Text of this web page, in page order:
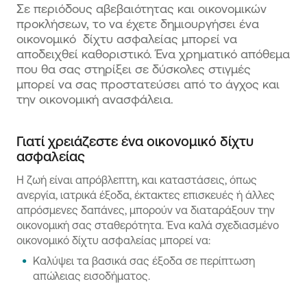
Σε περιόδους αβεβαιότητας και οικονομικών
προκλήσεων, το να έχετε δημιουργήσει ένα
οικονομικό δίχτυ ασφαλείας μπορεί να
αποδειχθεί καθοριστικό. Ένα χρηματικό απόθεμα
που θα σας στηρίξει σε δύσκολες στιγμές
μπορεί να σας προστατεύσει από το άγχος και
την οικονομική ανασφάλεια.
Γιατί χρειάζεστε ένα οικονομικό δίχτυ
ασφαλείας
Η ζωή είναι απρόβλεπτη, και καταστάσεις, όπως
ανεργία, ιατρικά έξοδα, έκτακτες επισκευές ή άλλες
απρόσμενες δαπάνες, μπορούν να διαταράξουν την
οικονομική σας σταθερότητα. Ένα καλά σχεδιασμένο
οικονομικό δίχτυ ασφαλείας μπορεί να:
Καλύψει τα βασικά σας έξοδα σε περίπτωση
απώλειας εισοδήματος.